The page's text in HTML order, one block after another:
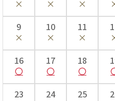
9 10 11
16 17 18
23 24 25